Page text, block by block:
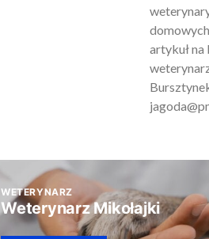
artykuł na
WETERYNARZ
Weterynarz Mikołajki